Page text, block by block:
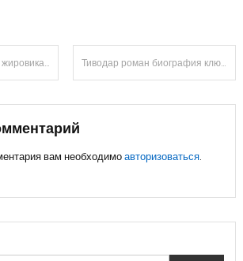
или коленном суставе Тиводар роман биография ключевые факты и события
вам необходимоавторизоваться.